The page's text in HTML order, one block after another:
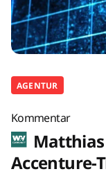
AGENTUR
Kommentar
Accenture-